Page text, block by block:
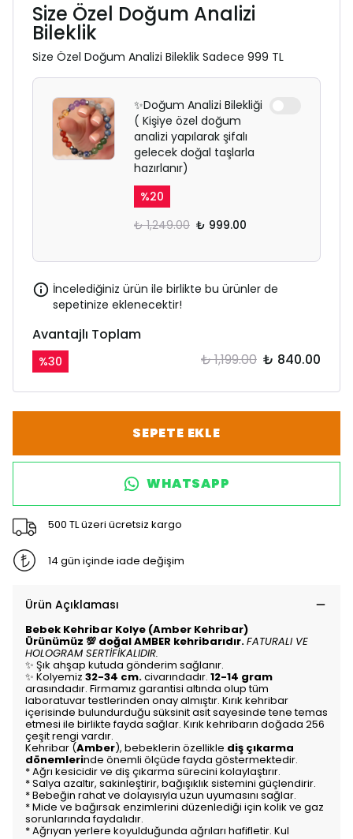
Size Özel Doğum Analizi
Bileklik
Size Özel Doğum Analizi Bileklik Sadece 999 TL
✨Doğum Analizi Bilekliği
( Kişiye özel doğum
analizi yapılarak şifalı
gelecek doğal taşlarla
hazırlanır)
%20
₺ 1,249.00 ₺ 999.00
İncelediğiniz ürün ile birlikte bu ürünler de
sepetinize eklenecektir!
Avantajlı Toplam
%30 ₺ 1,199.00 ₺ 840.00
SEPETE EKLE
WHATSAPP
500 TL üzeri ücretsiz kargo
14 gün içinde iade değişim
Ürün Açıklaması
Bebek Kehribar Kolye (Amber Kehribar)
Ürünümüz 💯 doğal AMBER kehribarıdır.FATURALI VE
HOLOGRAM SERTİFİKALIDIR.
✨ Şık ahşap kutuda gönderim sağlanır.
✨ Kolyemiz 32-34 cm.civarındadır. 12-14 gram
arasındadır. Firmamız garantisi altında olup tüm
laboratuvar testlerinden onay almıştır. Kırık kehribar
içerisinde bulundurduğu süksinit asit sayesinde tene temas
etmesi ile birlikte fayda sağlar. Kırık kehribarın doğada 256
çeşit rengi vardır.
Kehribar (Amber), bebeklerin özellikle diş çıkarma
dönemlerinde önemli ölçüde fayda göstermektedir.
* Ağrı kesicidir ve diş çıkarma sürecini kolaylaştırır.
* Salya azaltır, sakinleştirir, bağışıklık sistemini güçlendirir.
* Bebeğin rahat ve dolayısıyla uzun uyumasını sağlar.
* Mide ve bağırsak enzimlerini düzenlediği için kolik ve gaz
sorunlarında faydalıdır.
* Ağrıyan yerlere koyulduğunda ağrıları hafifletir. Kul